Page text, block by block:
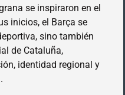
se inspiraron en el
inicios, el Barça se
sino también
de Cataluña,
identidad regional y